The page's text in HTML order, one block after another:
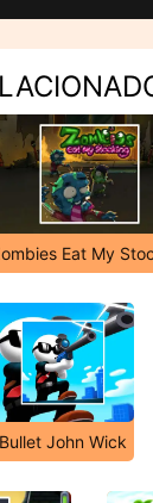
Eat My
Bullet John Wick